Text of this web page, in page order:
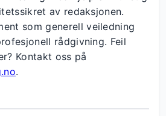
av redaksjonen.
som generell veiledning
rådgivning. Feil
Kontakt oss på
.